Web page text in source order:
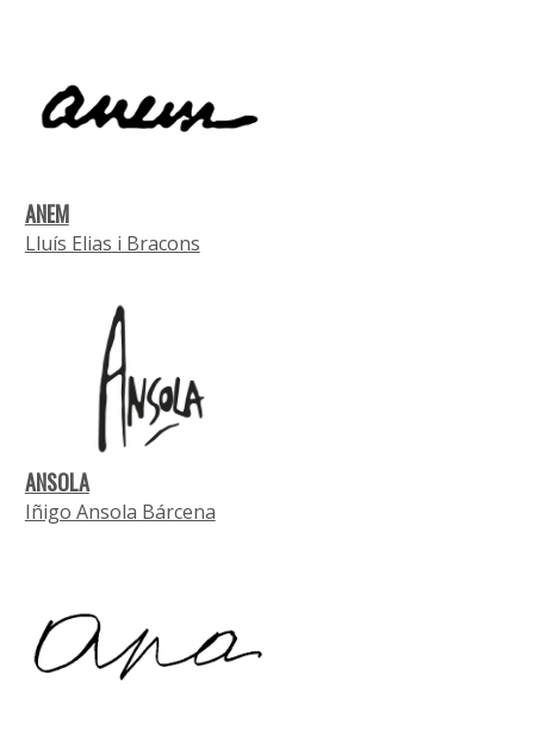
ANEM
Lluís Elias i Bracons
ANSOLA
Iñigo Ansola Bárcena